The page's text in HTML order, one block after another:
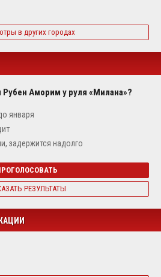
в других городах
Аморим у руля «Милана»?
января
задержится надолго
РЕЗУЛЬТАТЫ